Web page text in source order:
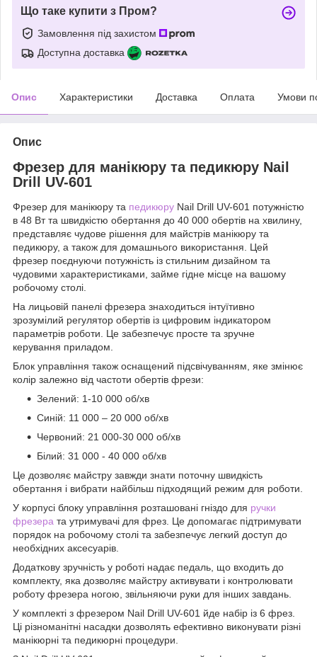
Що таке купити з Пром?
Замовлення під захистом
Доступна доставка
Опис Характеристики Доставка Оплата Умови
Опис
Фрезер для манікюру та педикюру Nail
Drill UV-601
Фрезер для манікюру та педикюру Nail Drill UV-601 потужністю
в 48 Вт та швидкістю обертання до 40 000 обертів на хвилину,
представляє чудове рішення для майстрів манікюру та
педикюру, а також для домашнього використання. Цей
фрезер поєднуючи потужність із стильним дизайном та
чудовими характеристиками, займе гідне місце на вашому
робочому столі.
На лицьовій панелі фрезера знаходиться інтуїтивно
зрозумілий регулятор обертів із цифровим індикатором
параметрів роботи. Це забезпечує просте та зручне
керування приладом.
Блок управління також оснащений підсвічуванням, яке змінює
колір залежно від частоти обертів фрези:
Зелений: 1-10 000 об/хв
Синій: 11 000 – 20 000 об/хв
Червоний: 21 000-30 000 об/хв
Білий: 31 000 - 40 000 об/хв
Це дозволяє майстру завжди знати поточну швидкість
обертання і вибрати найбільш підходящий режим для роботи.
У корпусі блоку управління розташовані гніздо для ручки
фрезера та утримувачі для фрез. Це допомагає підтримувати
порядок на робочому столі та забезпечує легкий доступ до
необхідних аксесуарів.
Додаткову зручність у роботі надає педаль, що входить до
комплекту, яка дозволяє майстру активувати і контролювати
роботу фрезера ногою, звільняючи руки для інших завдань.
У комплекті з фрезером Nail Drill UV-601 йде набір із 6 фрез.
Ці різноманітні насадки дозволять ефективно виконувати різні
манікюрні та педикюрні процедури.